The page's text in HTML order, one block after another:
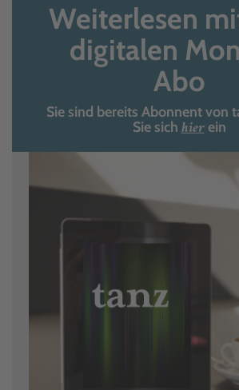
Weiterlesen
digitalen
Abo
Sie sind bereits Abonnent von
Sie sich hierein